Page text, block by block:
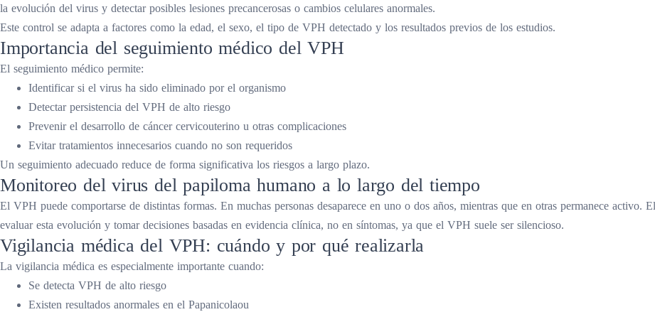
la evolución del virus y detectar posibles lesiones precancerosas o cambios celulares anormales.
Este control se adapta a factores como la edad, el sexo, el tipo de VPH detectado y los resultados previos de los estudios.
Importancia del seguimiento médico del VPH
El seguimiento médico permite:
Identificar si el virus ha sido eliminado por el organismo
Detectar persistencia del VPH de alto riesgo
Prevenir el desarrollo de cáncer cervicouterino u otras complicaciones
Evitar tratamientos innecesarios cuando no son requeridos
Un seguimiento adecuado reduce de forma significativa los riesgos a largo plazo.
Monitoreo del virus del papiloma humano a lo largo del tiempo
El VPH puede comportarse de distintas formas. En muchas personas desaparece en uno o dos años, mientras que en otras permanece activo.
evaluar esta evolución y tomar decisiones basadas en evidencia clínica, no en síntomas, ya que el VPH suele ser silencioso.
Vigilancia médica del VPH: cuándo y por qué realizarla
La vigilancia médica es especialmente importante cuando:
Se detecta VPH de alto riesgo
Existen resultados anormales en el Papanicolaou